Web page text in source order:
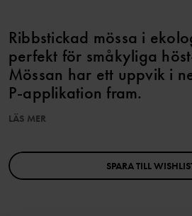
Ribbstickad mössa i
perfekt för småkyliga
Mössan har ett uppvik i
P-applikation fram.
Artikelnummer:60602628
LÄS MER
SPARA TILL